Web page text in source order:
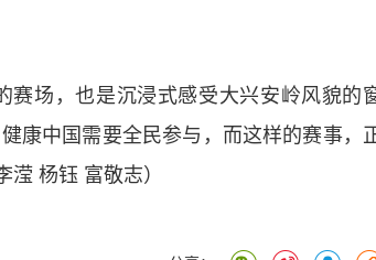
场，也是沉浸式感受大兴安岭风貌的
康中国需要全民参与，而这样的赛事，
杨钰 富敬志）